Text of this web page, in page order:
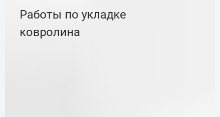
Работы по укладке
ковролина